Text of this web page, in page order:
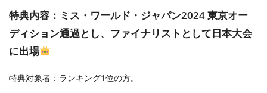
特典内容：ミス・ワールド・ジャパン2024 東京オー
ディション通過とし、ファイナリストとして日本大会
に出場
特典対象者：ランキング1位の方。